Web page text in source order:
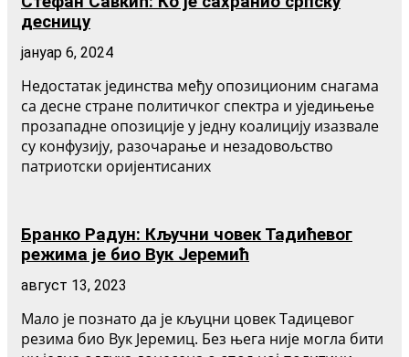
десницу
јануар 6, 2024
Недостатак јединства међу опозиционим снагама
са десне стране политичког спектра и уједињење
прозападне опозиције у једну коалицију изазвале
су конфузију, разочарање и незадовољство
патриотски оријентисаних
Бранко Радун: Кључни човек Тадићевог
режима је био Вук Јеремић
август 13, 2023
Мало је познато да је кљуцни цовек Тадицевог
резима био Вук Јеремиц. Без њега није могла бити